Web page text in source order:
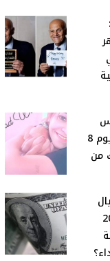
ستبدأ الدراسة فيها من يوم 8
من